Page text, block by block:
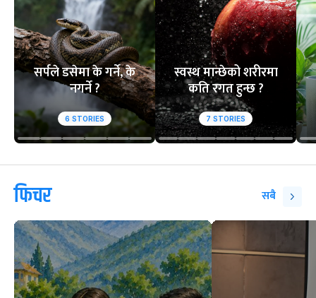
सर्पले डसेमा के गर्ने, के
नगर्ने ?
6 STORIES
स्वस्थ मान्छेको शरीरमा
कति रगत हुन्छ ?
7 STORIES
फिचर सबै